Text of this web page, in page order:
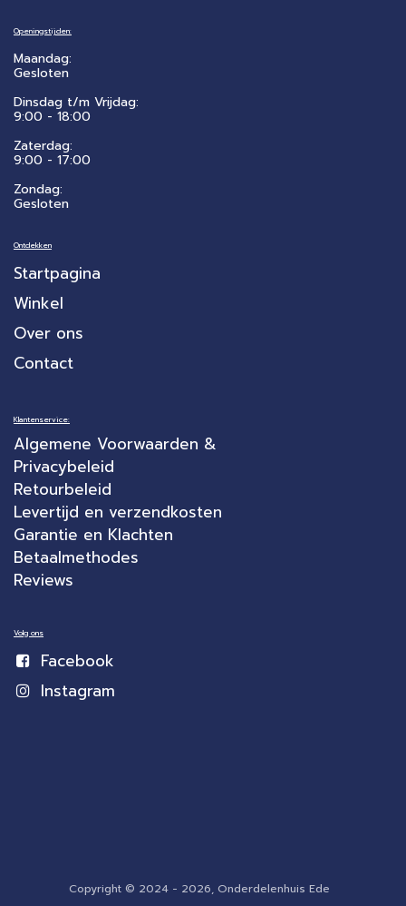
Openingstijden:
Maandag:
Gesloten
Dinsdag t/m Vrijdag:
9:00 - 18:00
Zaterdag:
​9:00 - 17:00
Zondag:
Gesloten
Ontdekken
Startpagina
Winkel
Over ons
Contact
Klantenservice:
Algemene Voorwaarden &
Privacybeleid
Retourbeleid
Levertijd en verzendkosten
Garantie en Klachten
Betaalmethodes
Reviews
Volg ons
Facebook
Instagram
Copyright © 2024 - 2026, Onderdelenhuis Ede